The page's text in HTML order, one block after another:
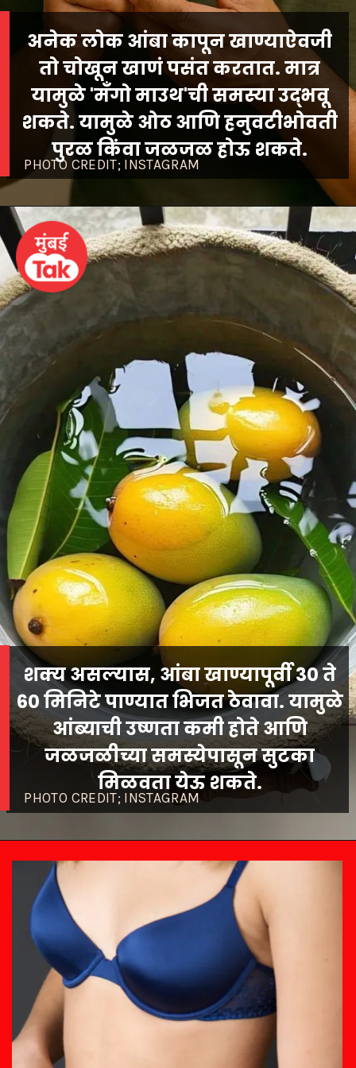
PHOTO CREDIT; INSTAGRAM
अनेक लोक आंबा कापून खाण्याऐवजी
तो चोखून खाणं पसंत करतात. मात्र
यामुळे 'मँगो माउथ'ची समस्या उद्भवू
शकते. यामुळे ओठ आणि हनुवटीभोवती
PHOTO CREDIT; INSTAGRAM
शक्य असल्यास, आंबा खाण्यापूर्वी 30 ते
60 मिनिटे पाण्यात भिजत ठेवावा. यामुळे
आंब्याची उष्णता कमी होते आणि
जळजळीच्या समस्येपासून सुटका